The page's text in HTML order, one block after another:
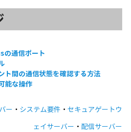
通信ポート
ト間の通信状態を確認する方法
能な操作
ー ・ システム要件 ・セキュアゲートウ
ェイサーバー ・配信サーバー